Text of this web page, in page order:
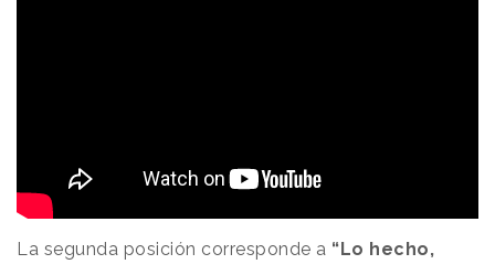
La segunda posición corresponde a “Lo hecho,